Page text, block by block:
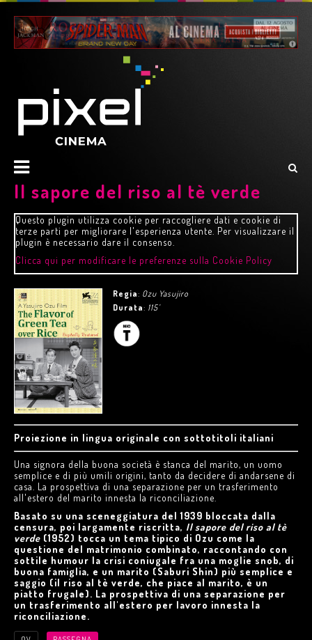
Il sapore del riso al tè verde
Questo plugin utilizza cookie per raccogliere dati e cookie di
terze parti per migliorare l'esperienza utente. Per visualizzare il
plugin è necessario dare il consenso.
Clicca qui per modificare le preferenze sulla Cookie Policy
Regia: Ozu Yasujiro
Durata: 115'
Proiezione in lingua originale con sottotitoli italiani
Una signora della buona società è stanca del marito, un uomo
semplice e di più umili origini, tanto da decidere di andarsene di
casa. La prospettiva di una separazione per un trasferimento
all'estero del marito innesta la riconciliazione.
Basato su una sceneggiatura del 1939 bloccata dalla
censura, poi largamente riscritta, Il sapore del riso al tè
verde (1952) tocca un tema tipico di Ozu come la
questione del matrimonio combinato, raccontando con
sottile humour la crisi coniugale fra una moglie snob, di
buona famiglia, e un marito (Saburi Shin) più semplice e
saggio (il riso al tè verde, che piace al marito, è un
piatto frugale). La prospettiva di una separazione per
un trasferimento all'estero per lavoro innesta la
riconciliazione.